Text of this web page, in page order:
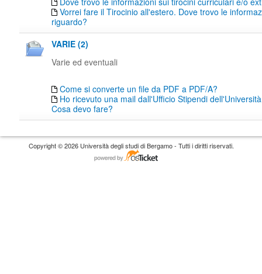
Vorrei fare il Tirocinio all'estero. Dove trovo le
riguardo?
VARIE (2)
Varie ed eventuali
Come si converte un file da PDF a PDF/A?
Ho ricevuto una mail dall'Ufficio Stipendi
Cosa devo fare?
Copyright © 2026 Università degli studi di Bergamo - Tutti i diritti riservati.